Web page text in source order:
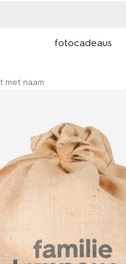
fotocadeaus
met naam